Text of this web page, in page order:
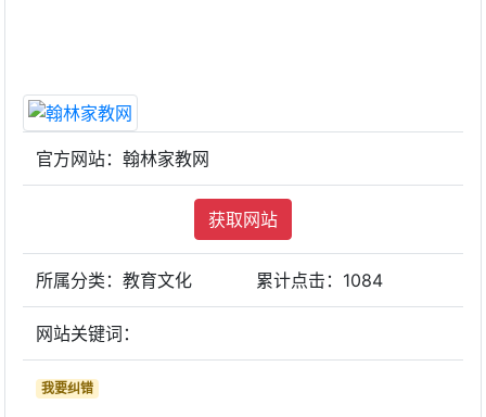
官方网站：翰林家教网
获取网站
所属分类：教育文化 累计点击： 1084
网站关键词：
我要纠错